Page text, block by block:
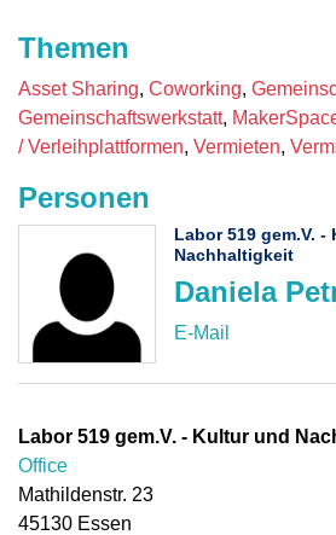
Themen
Asset Sharing Coworking
Gemeinschaftswerkstatt
/ Verleihplattformen Vermieten
Personen
Daniela
Labor 519 gem.V. -
Nachhaltigkeit
Labor 519 gem.V. - Kultur und
Office
Mathildenstr. 23
45130 Essen